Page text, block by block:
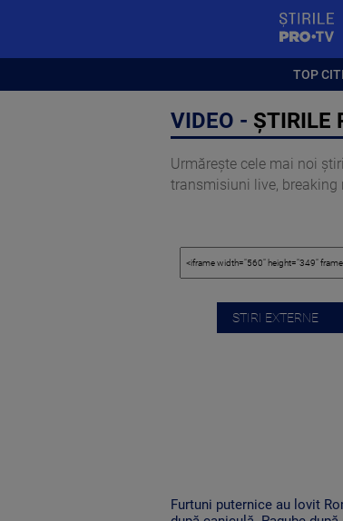
TOP
VIDEO - ȘTIRILE
Urmărește cele mai noi
transmisiuni live, breaking
STIRI EXTERNE
Furtuni puternice au lovit